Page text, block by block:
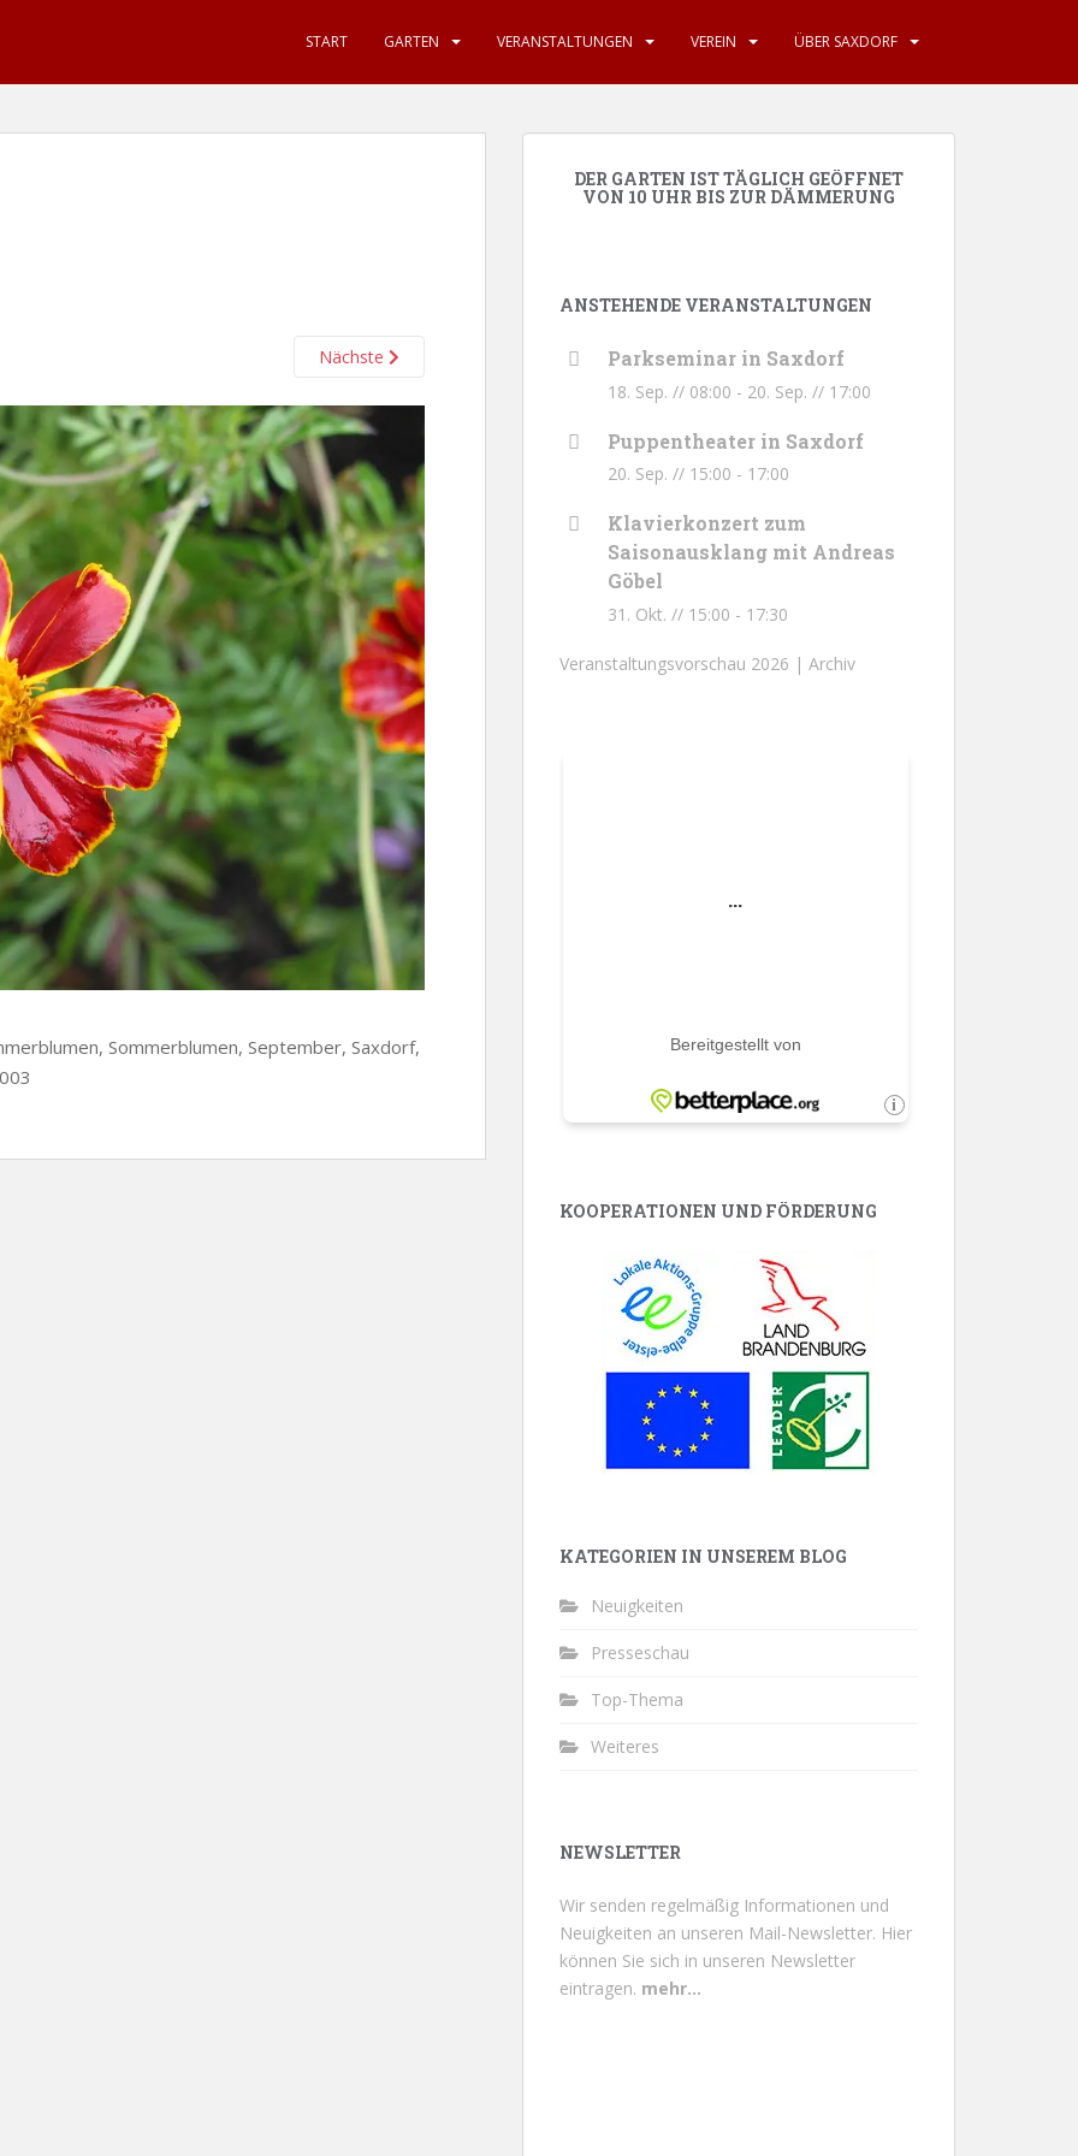
START GARTEN VERANSTALTUNGEN VEREIN ÜBER SAXDORF
Nächste
Sommerblumen, September, Saxdorf,
DER GARTEN IST TÄGLICH GEÖFFNET
VON 10 UHR BIS ZUR DÄMMERUNG
ANSTEHENDE VERANSTALTUNGEN
Parkseminar in Saxdorf
18. Sep. // 08:00 - 20. Sep. // 17:00
Puppentheater in Saxdorf
20. Sep. // 15:00 - 17:00
Klavierkonzert zum
Saisonausklang mit Andreas
Göbel
31. Okt. // 15:00 - 17:30
Veranstaltungsvorschau 2026 | Archiv
KOOPERATIONEN UND FÖRDERUNG
KATEGORIEN IN UNSEREM BLOG
Neuigkeiten
Presseschau
Top-Thema
Weiteres
NEWSLETTER
Wir senden regelmäßig Informationen und
Neuigkeiten an unseren Mail-Newsletter. Hier
können Sie sich in unseren Newsletter
eintragen. mehr...